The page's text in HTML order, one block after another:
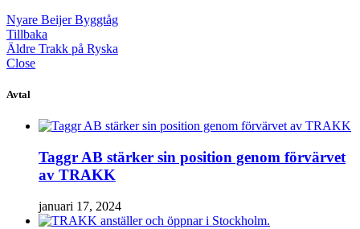
Nyare Beijer Byggtåg
Tillbaka
Äldre Trakk på Ryska
Close
Avtal
Taggr AB stärker sin position genom förvärvet
av TRAKK
januari 17, 2024